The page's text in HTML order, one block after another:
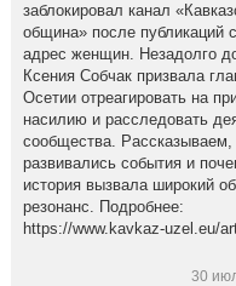
заблокировал канал
община» после публикаций
адрес женщин. Незадолго
Ксения Собчак призвала
Осетии отреагировать на
насилию и расследовать
сообщества. Рассказываем,
развивались события и
история вызвала широкий
резонанс. Подробнее:
https://www.kavkaz-uzel.eu/
30